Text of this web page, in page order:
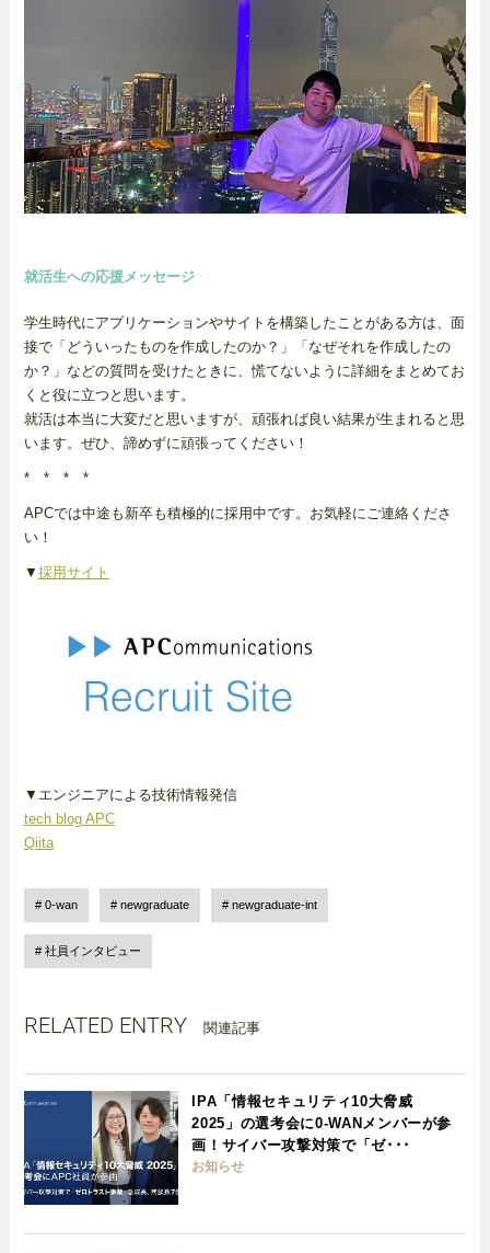
就活生への応援メッセージ
学生時代にアプリケーションやサイトを構築したことがある方は、面
接で「どういったものを作成したのか？」「なぜそれを作成したの
か？」などの質問を受けたときに、慌てないように詳細をまとめてお
くと役に立つと思います。
就活は本当に大変だと思いますが、頑張れば良い結果が生まれると思
います。ぜひ、諦めずに頑張ってください！
* * * *
APCでは中途も新卒も積極的に採用中です。お気軽にご連絡くださ
い！
▼ 採用サイト
▼エンジニアによる技術情報発信
tech blog APC
Qiita
0-wan newgraduate newgraduate-int
社員インタビュー
RELATED ENTRY 関連記事
IPA「情報セキュリティ10大脅威
2025」の選考会に0-WANメンバーが参
画！サイバー攻撃対策で「ゼ･･･
お知らせ